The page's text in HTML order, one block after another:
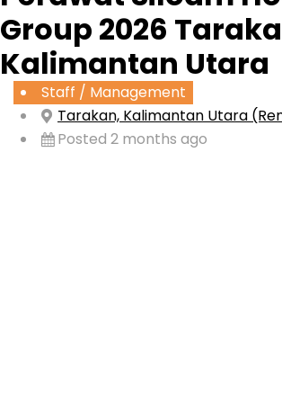
Group 2026
Kalimantan Utara
Staff / Management
Tarakan, Kalimantan Utara
Posted 2 months ago